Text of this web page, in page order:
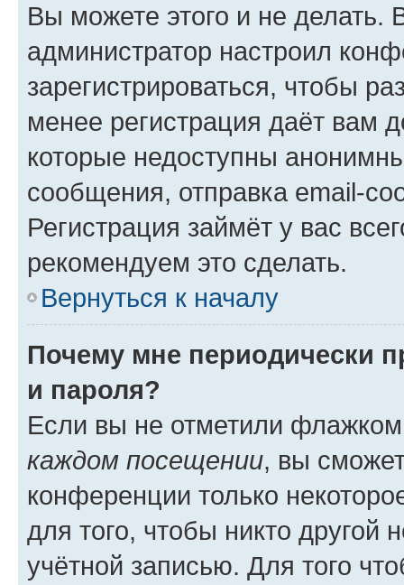
Вы можете этого и не делать.
администратор настроил
зарегистрироваться, чтобы
менее регистрация даёт вам
которые недоступны
сообщения, отправка email-
Регистрация займёт у вас
рекомендуем это сделать.
Вернуться к началу
Почему мне периодически
и пароля?
Если вы не отметили
каждом посещении, вы
конференции только
для того, чтобы никто другой
учётной записью. Для того